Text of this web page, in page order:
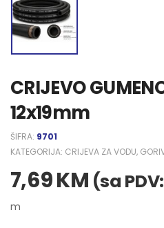
CRIJEVO
12x19mm
ŠIFRA: 9701
KATEGORIJA: CRIJEVA ZA VODU,
7,69KM (sa PDV:
m